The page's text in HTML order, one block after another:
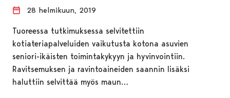
28 helmikuun, 2019
Tuoreessa tutkimuksessa selvitettiin
kotiateriapalveluiden vaikutusta kotona asuvien
seniori-ikäisten toimintakykyyn ja hyvinvointiin.
Ravitsemuksen ja ravintoaineiden saannin lisäksi
haluttiin selvittää myös maun…